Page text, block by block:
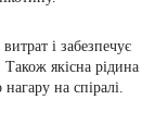
і забезпечує
якісна рідина
нагару на спіралі.